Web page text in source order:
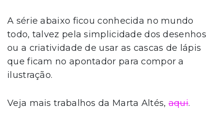
A série abaixo ficou conhecida no mundo
todo, talvez pela simplicidade dos desenhos
ou a criatividade de usar as cascas de lápis
que ficam no apontador para compor a
ilustração.
Veja mais trabalhos da Marta Altés,aqui.